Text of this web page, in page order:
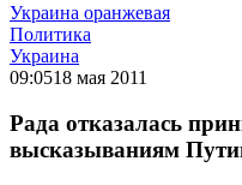
Украина оранжевая
Политика
Украина
09:0518 мая 2011
Рада отказалась
высказываниям